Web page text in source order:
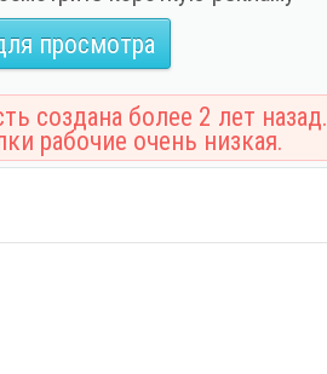
просмотра
создана более 2 лет назад.
рабочие очень низкая.